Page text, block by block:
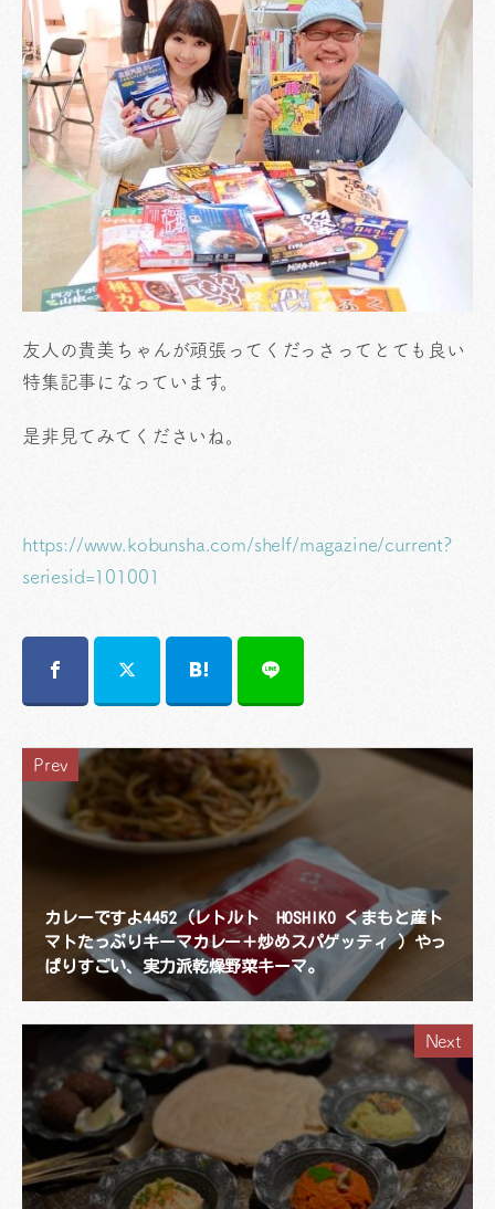
友人の貴美ちゃんが頑張ってくだっさってとても良い
特集記事になっています。
是非見てみてくださいね。
https://www.kobunsha.com/shelf/magazine/current?
seriesid=101001
Prev
カレーですよ4452（レトルト HOSHIKO くまもと産ト
マトたっぷりキーマカレー＋炒めスパゲッティ ）やっ
ぱりすごい、実力派乾燥野菜キーマ。
Next